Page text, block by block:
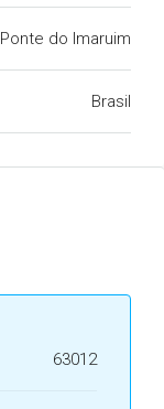
Ponte do Imaruim
Brasil
63012